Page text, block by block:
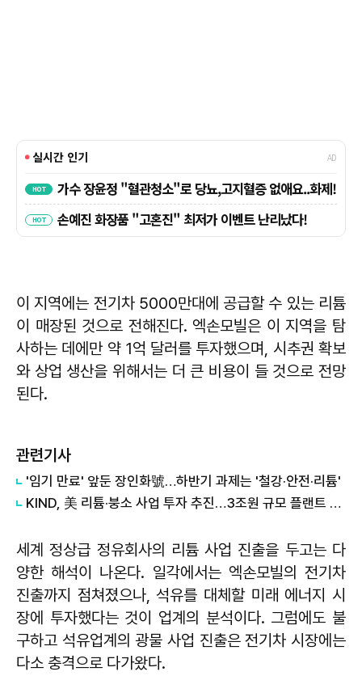
이 지역에는 전기차 5000만대에 공급할 수 있는 리튬
이 매장된 것으로 전해진다. 엑손모빌은 이 지역을 탐
사하는 데에만 약 1억 달러를 투자했으며, 시추권 확보
와 상업 생산을 위해서는 더 큰 비용이 들 것으로 전망
된다.
관련기사
'임기 만료' 앞둔 장인화號…하반기 과제는 '철강·안전·리튬'
KIND, 美 리튬·붕소 사업 투자 추진…3조원 규모 플랜트 협력 MOU
세계 정상급 정유회사의 리튬 사업 진출을 두고는 다
양한 해석이 나온다. 일각에서는 엑손모빌의 전기차
진출까지 점쳐졌으나, 석유를 대체할 미래 에너지 시
장에 투자했다는 것이 업계의 분석이다. 그럼에도 불
구하고 석유업계의 광물 사업 진출은 전기차 시장에는
다소 충격으로 다가왔다.